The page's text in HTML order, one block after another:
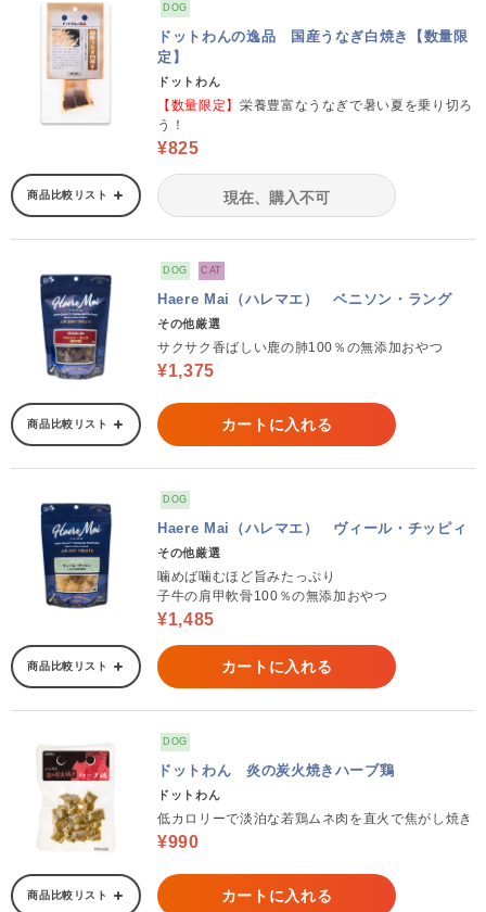
DOG
ドットわんの逸品 国産うなぎ白焼き【数量限
定】
ドットわん
【数量限定】 栄養豊富なうなぎで暑い夏を乗り切ろ
う！
¥825
商品比較リスト 現在、購入不可
DOG CAT
Haere Mai（ハレマエ） ベニソン・ラング
その他厳選
サクサク香ばしい鹿の肺100％の無添加おやつ
¥1,375
商品比較リスト カートに入れる
DOG
Haere Mai（ハレマエ） ヴィール・チッピィ
その他厳選
噛めば噛むほど旨みたっぷり
子牛の肩甲軟骨100％の無添加おやつ
¥1,485
商品比較リスト カートに入れる
DOG
ドットわん 炎の炭火焼きハーブ鶏
ドットわん
低カロリーで淡泊な若鶏ムネ肉を直火で焦がし焼き
¥990
商品比較リスト カートに入れる